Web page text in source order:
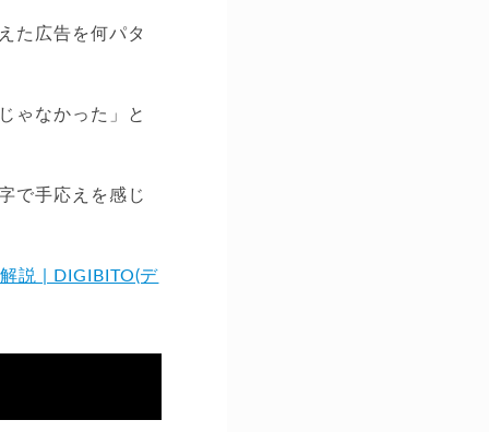
た広告を何パタ
ゃなかった」と
で手応えを感じ
説 | DIGIBITO(デ